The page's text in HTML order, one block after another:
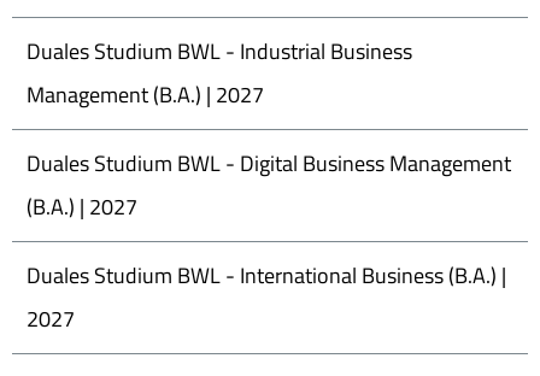
Duales Studium BWL - Industrial Business
Management (B.A.) | 2027
Duales Studium BWL - Digital Business Management
(B.A.) | 2027
Duales Studium BWL - International Business (B.A.) |
2027